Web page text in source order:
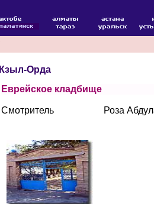
Кзыл-Орда
Еврейское кладбище
Смотритель Роза